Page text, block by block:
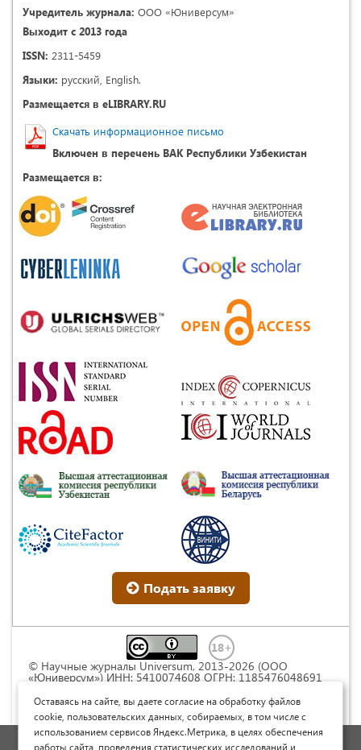
Учредитель журнала: ООО «Юниверсум»
Выходит с 2013 года
ISSN: 2311-5459
Языки: русский, English.
Размещается в eLIBRARY.RU
Скачать информационное письмо
Включен в перечень ВАК Республики Узбекистан
Размещается в:
Подать заявку
© Научные журналы Universum, 2013-2026 (ООО
«Юниверсум») ИНН: 5410074608 ОГРН: 1185476048691
Commons « Attribution» («Атрибуция») 4.0
Непортированная
Политика обработки персональных данных
Оставаясь на сайте, вы даете согласие на обработку файлов
cookie, пользовательских данных, собираемых, в том числе с
использованием сервисов Яндекс.Метрика, в целях обеспечения
работы сайта, проведения статистических исследований и